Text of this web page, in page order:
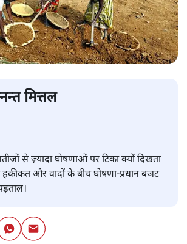
मित्तल
से ज़्यादा घोषणाओं पर टिका क्यों दिखता
और वादों के बीच घोषणा-प्रधान बजट